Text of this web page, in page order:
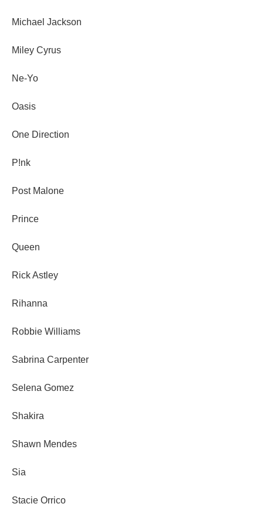
Michael Jackson
Miley Cyrus
Ne-Yo
Oasis
One Direction
P!nk
Post Malone
Prince
Queen
Rick Astley
Rihanna
Robbie Williams
Sabrina Carpenter
Selena Gomez
Shakira
Shawn Mendes
Sia
Stacie Orrico